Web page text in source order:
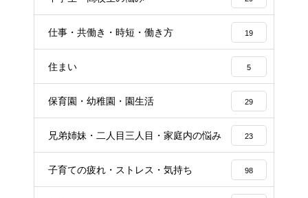
仕事・共働き・時短・働き方 19
住まい 5
保育園・幼稚園・園生活 29
兄弟姉妹・二人目三人目・家庭内の悩み 23
子育ての疲れ・ストレス・気持ち 98